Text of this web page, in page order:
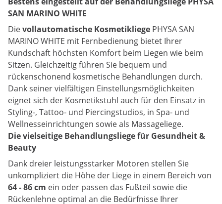
SAN MARINO WHITE
Dievollautomatische Kosmetikliege PHYSA SAN
MARINO WHITE mit Fernbedienung bietet Ihrer
Kundschaft höchsten Komfort beim Liegen wie beim
Sitzen. Gleichzeitig führen Sie bequem und
rückenschonend kosmetische Behandlungen durch.
Dank seiner vielfältigen Einstellungsmöglichkeiten
eignet sich der Kosmetikstuhl auch für den Einsatz in
Styling-, Tattoo- und Piercingstudios, in Spa- und
Wellnesseinrichtungen sowie als Massageliege.
Die vielseitige Behandlungsliege für Gesundheit &
Beauty
Dank dreier leistungsstarker Motoren stellen Sie
unkompliziert die Höhe der Liege in einem Bereich von
64 - 86 cm ein oder passen das Fußteil sowie die
Rückenlehne optimal an die Bedürfnisse Ihrer